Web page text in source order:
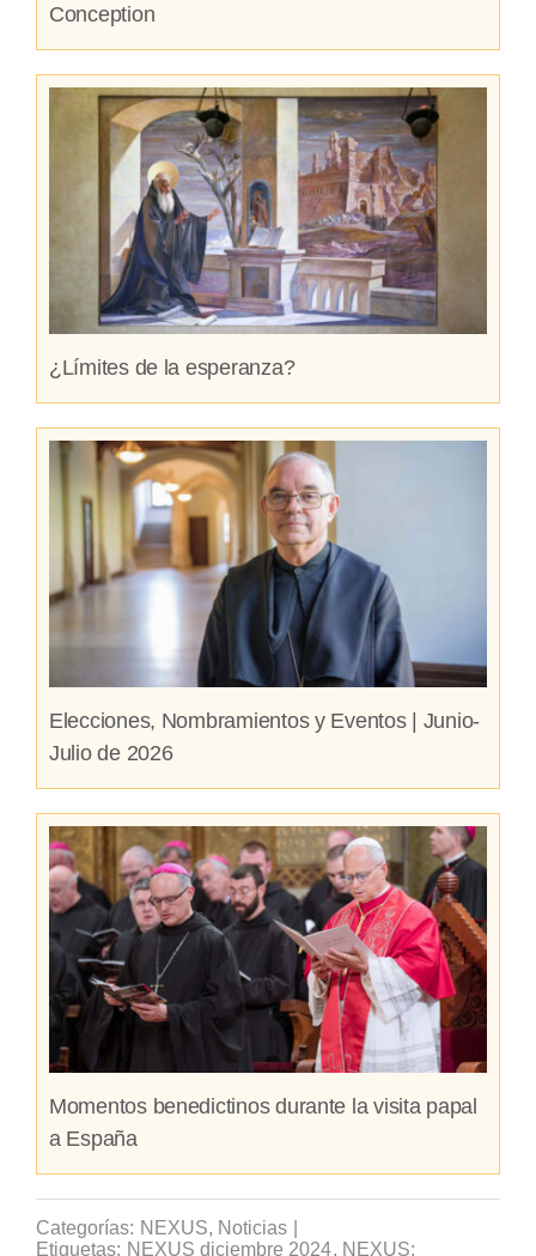
Conception
¿Límites de la esperanza?
Elecciones, Nombramientos y Eventos | Junio-
Julio de 2026
Momentos benedictinos durante la visita papal
a España
Categorías: NEXUS, Noticias
Etiquetas: NEXUS diciembre 2024, NEXUS: